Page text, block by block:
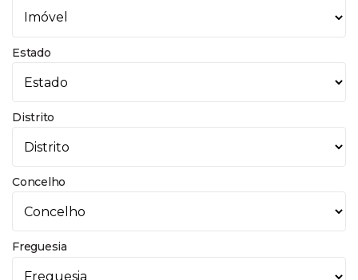
Estado
Distrito
Concelho
Freguesia